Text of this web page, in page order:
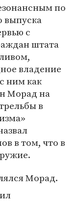
по
выпуска
с
штата
владение
ним как
Морад на
в
в том, что в
Морад.